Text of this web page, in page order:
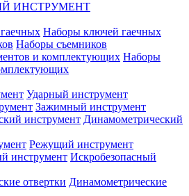
ИНСТРУМЕНТ
Наборы ключей гаечных
Наборы съемников
Наборы
Ударный инструмент
Зажимный инструмент
Динамометрический
Режущий инструмент
Искробезопасный
Динамометрические